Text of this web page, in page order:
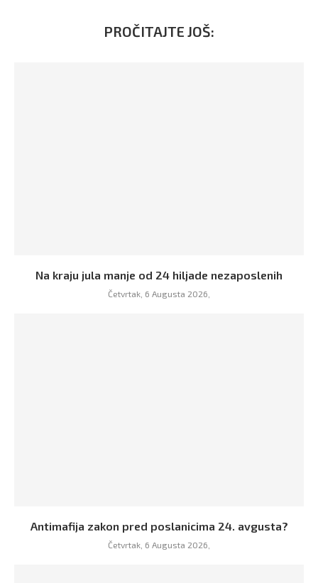
PROČITAJTE JOŠ:
Na kraju jula manje od 24 hiljade nezaposlenih
Četvrtak, 6 Augusta 2026,
Antimafija zakon pred poslanicima 24. avgusta?
Četvrtak, 6 Augusta 2026,